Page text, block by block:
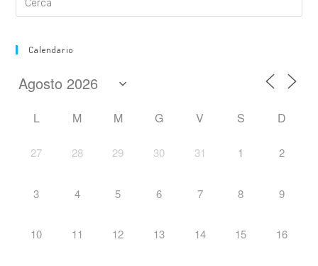
Calendario
L M M G V S D
27 28 29 30 31 1 2
3 4 5 6 7 8 9
10 11 12 13 14 15 16